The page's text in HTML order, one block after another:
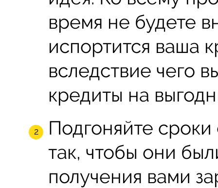
время не будете
испортится ваша
вследствие чего
кредиты на
Подгоняйте
так, чтобы они
получения вами